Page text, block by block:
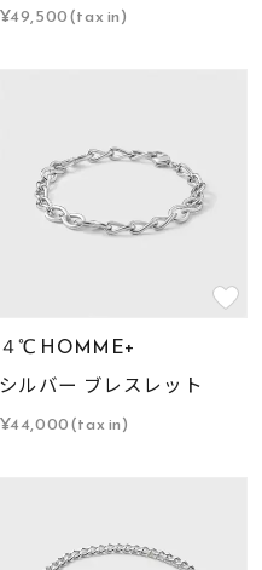
¥49,500(tax in)
４℃ HOMME+
シルバー ブレスレット
¥44,000(tax in)